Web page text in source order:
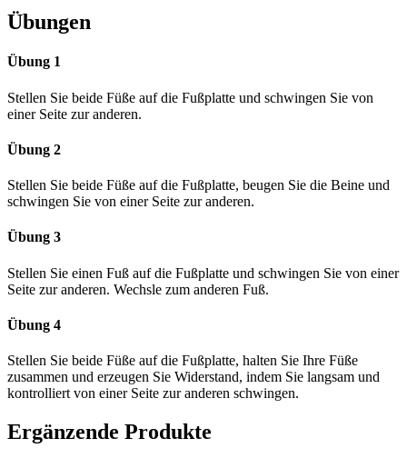
Übungen
Übung 1
Stellen Sie beide Füße auf die Fußplatte und schwingen Sie von
einer Seite zur anderen.
Übung 2
Stellen Sie beide Füße auf die Fußplatte, beugen Sie die Beine und
schwingen Sie von einer Seite zur anderen.
Übung 3
Stellen Sie einen Fuß auf die Fußplatte und schwingen Sie von einer
Seite zur anderen. Wechsle zum anderen Fuß.
Übung 4
Stellen Sie beide Füße auf die Fußplatte, halten Sie Ihre Füße
zusammen und erzeugen Sie Widerstand, indem Sie langsam und
kontrolliert von einer Seite zur anderen schwingen.
Ergänzende Produkte